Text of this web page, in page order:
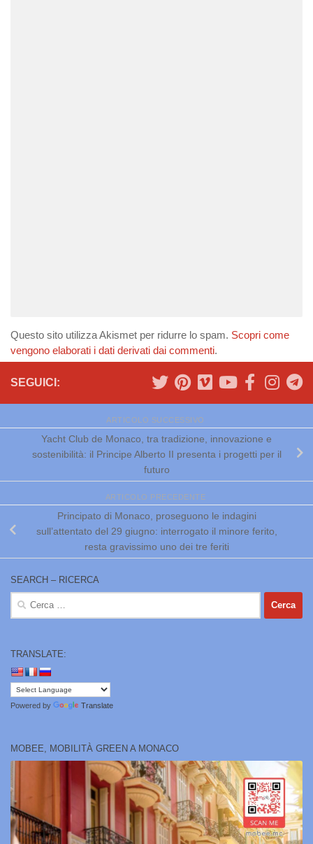
Questo sito utilizza Akismet per ridurre lo spam. Scopri come
vengono elaborati i dati derivati dai commenti.
SEGUICI:
ARTICOLO SUCCESSIVO
Yacht Club de Monaco, tra tradizione, innovazione e
sostenibilità: il Principe Alberto II presenta i progetti per il
futuro
ARTICOLO PRECEDENTE
Principato di Monaco, proseguono le indagini
sull’attentato del 29 giugno: interrogato il minore ferito,
resta gravissimo uno dei tre feriti
SEARCH – RICERCA
Ricerca
TRANSLATE:
Powered by Translate
MOBEE, MOBILITÀ GREEN A MONACO